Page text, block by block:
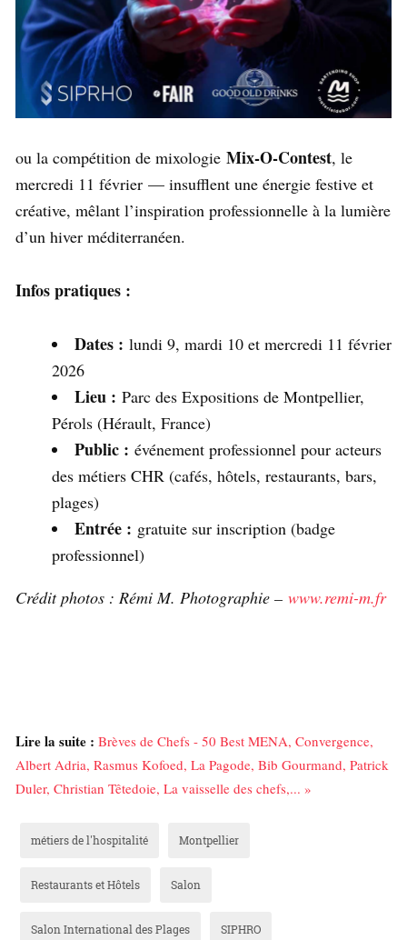
ou la compétition de mixologie Mix‑O‑Contest, le
mercredi 11 février — insufflent une énergie festive et
créative, mêlant l’inspiration professionnelle à la lumière
d’un hiver méditerranéen.
Infos pratiques :
Dates : lundi 9, mardi 10 et mercredi 11 février
2026
Lieu : Parc des Expositions de Montpellier,
Pérols (Hérault, France)
Public : événement professionnel pour acteurs
des métiers CHR (cafés, hôtels, restaurants, bars,
plages)
Entrée : gratuite sur inscription (badge
professionnel)
Crédit photos : Rémi M. Photographie – www.remi-m.fr
Lire la suite : Brèves de Chefs - 50 Best MENA, Convergence,
Albert Adria, Rasmus Kofoed, La Pagode, Bib Gourmand, Patrick
Duler, Christian Têtedoie, La vaisselle des chefs,... »
métiers de l'hospitalité Montpellier
Restaurants et Hôtels Salon
Salon International des Plages SIPHRO